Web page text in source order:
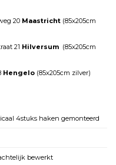
20 Maastricht (85x205cm
21 Hilversum (85x205cm
Hengelo (85x205cm zilver)
4stuks haken gemonteerd
bewerkt